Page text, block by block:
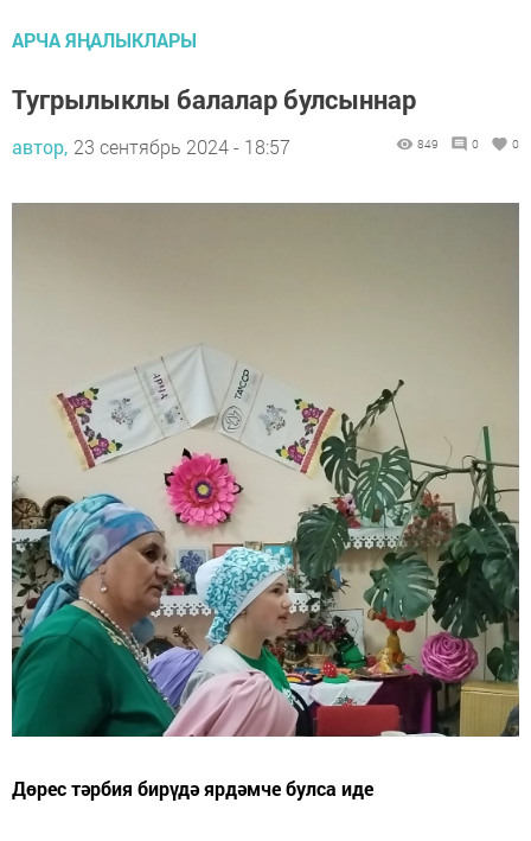
АРЧА ЯҢАЛЫКЛАРЫ
Тугрылыклы балалар булсыннар
автор, 23 сентябрь 2024 - 18:57 849 0 0
Дөрес тәрбия бирүдә ярдәмче булса иде